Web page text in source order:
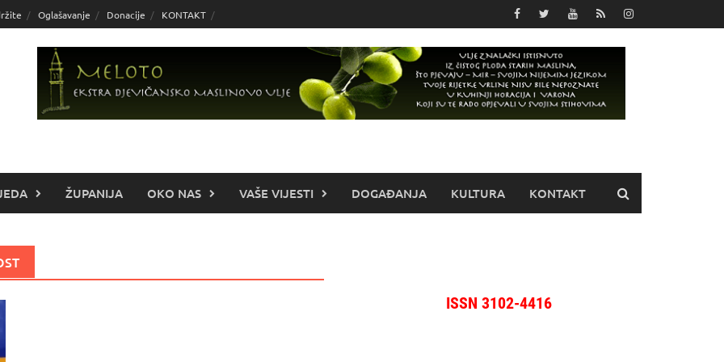
Oglašavanje Donacije KONTAKT
ŽUPANIJA OKO NAS VAŠE VIJESTI DOGAĐANJA KULTURA KONTAKT
ISSN 3102-4416